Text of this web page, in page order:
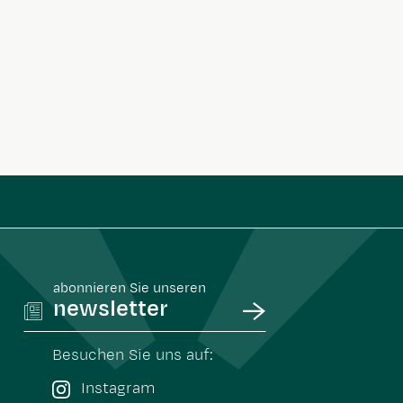
abonnieren Sie unseren
newsletter
Besuchen Sie uns auf:
Instagram